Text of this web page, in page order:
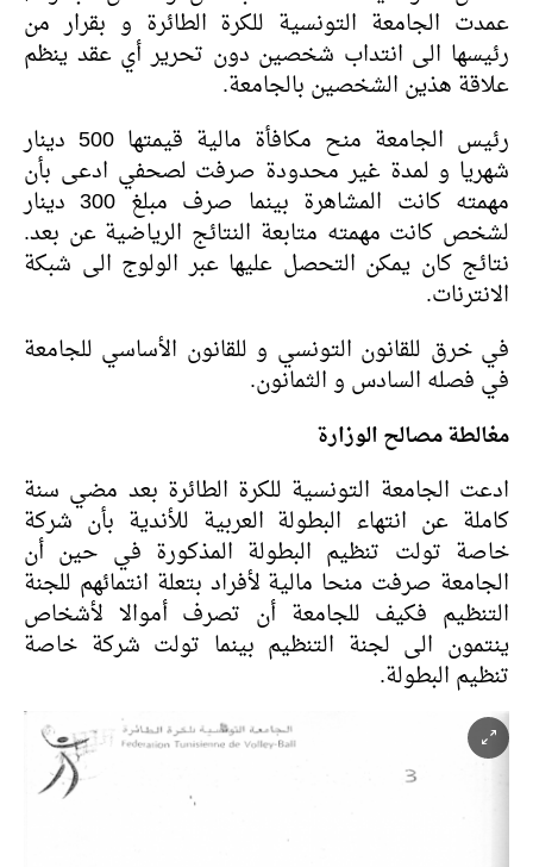
عمدت الجامعة التونسية للكرة الطائرة و بقرار من
رئيسها الى انتداب شخصين دون تحرير أي عقد ينظم
علاقة هذين الشخصين بالجامعة.
رئيس الجامعة منح مكافأة مالية قيمتها 500 دينار
شهريا و لمدة غير محدودة صرفت لصحفي ادعى بأن
مهمته كانت المشاهرة بينما صرف مبلغ 300 دينار
لشخص كانت مهمته متابعة النتائج الرياضية عن بعد.
نتائج كان يمكن التحصل عليها عبر الولوج الى شبكة
الانترنات.
في خرق للقانون التونسي و للقانون الأساسي للجامعة
في فصله السادس و الثمانون.
مغالطة مصالح الوزارة
ادعت الجامعة التونسية للكرة الطائرة بعد مضي سنة
كاملة عن انتهاء البطولة العربية للأندية بأن شركة
خاصة تولت تنظيم البطولة المذكورة في حين أن
الجامعة صرفت منحا مالية لأفراد بتعلة انتمائهم للجنة
التنظيم فكيف للجامعة أن تصرف أموالا لأشخاص
ينتمون الى لجنة التنظيم بينما تولت شركة خاصة
تنظيم البطولة.